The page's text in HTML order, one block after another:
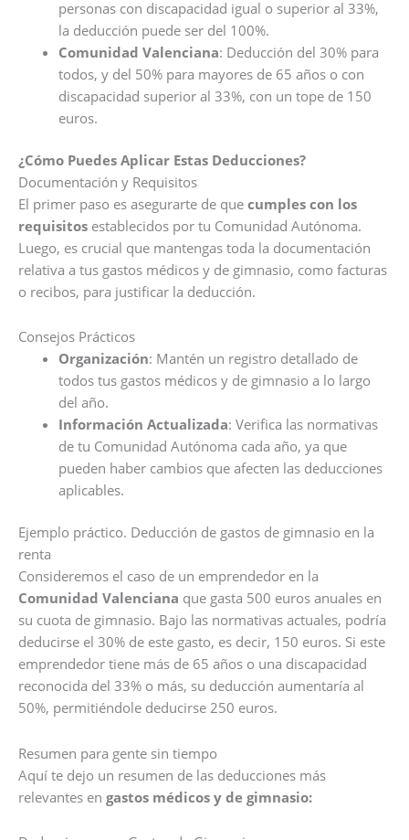
personas con discapacidad igual o superior al 33%,
la deducción puede ser del 100%.
Comunidad Valenciana: Deducción del 30% para
todos, y del 50% para mayores de 65 años o con
discapacidad superior al 33%, con un tope de 150
euros.
¿Cómo Puedes Aplicar Estas Deducciones?
Documentación y Requisitos
El primer paso es asegurarte de que cumples con los
requisitos establecidos por tu Comunidad Autónoma.
Luego, es crucial que mantengas toda la documentación
relativa a tus gastos médicos y de gimnasio, como facturas
o recibos, para justificar la deducción.
Consejos Prácticos
Organización: Mantén un registro detallado de
todos tus gastos médicos y de gimnasio a lo largo
del año.
Información Actualizada: Verifica las normativas
de tu Comunidad Autónoma cada año, ya que
pueden haber cambios que afecten las deducciones
aplicables.
Ejemplo práctico. Deducción de gastos de gimnasio en la
renta
Consideremos el caso de un emprendedor en la
Comunidad Valenciana que gasta 500 euros anuales en
su cuota de gimnasio. Bajo las normativas actuales, podría
deducirse el 30% de este gasto, es decir, 150 euros. Si este
emprendedor tiene más de 65 años o una discapacidad
reconocida del 33% o más, su deducción aumentaría al
50%, permitiéndole deducirse 250 euros.
Resumen para gente sin tiempo
Aquí te dejo un resumen de las deducciones más
relevantes en gastos médicos y de gimnasio: